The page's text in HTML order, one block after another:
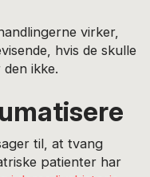
virker,
hvis de skulle
ikke.
til, at tvang
patienter har